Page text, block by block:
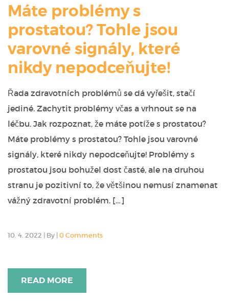
Máte problémy s
prostatou? Tohle jsou
varovné signály, které
nikdy nepodceňujte!
Řada zdravotních problémů se dá vyřešit, stačí
jediné. Zachytit problémy včas a vrhnout se na
léčbu. Jak rozpoznat, že máte potíže s prostatou?
Máte problémy s prostatou? Tohle jsou varovné
signály, které nikdy nepodceňujte! Problémy s
prostatou jsou bohužel dost časté, ale na druhou
stranu je pozitivní to, že většinou nemusí znamenat
vážný zdravotní problém. […]
10. 4. 2022 | By | 0 Comments
READ MORE